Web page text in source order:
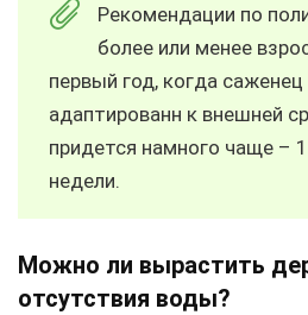
Рекомендации по
более или менее
первый год, когда
адаптированн к внешней
придется намного чаще –
недели.
Можно ли вырастить
отсутствия воды?